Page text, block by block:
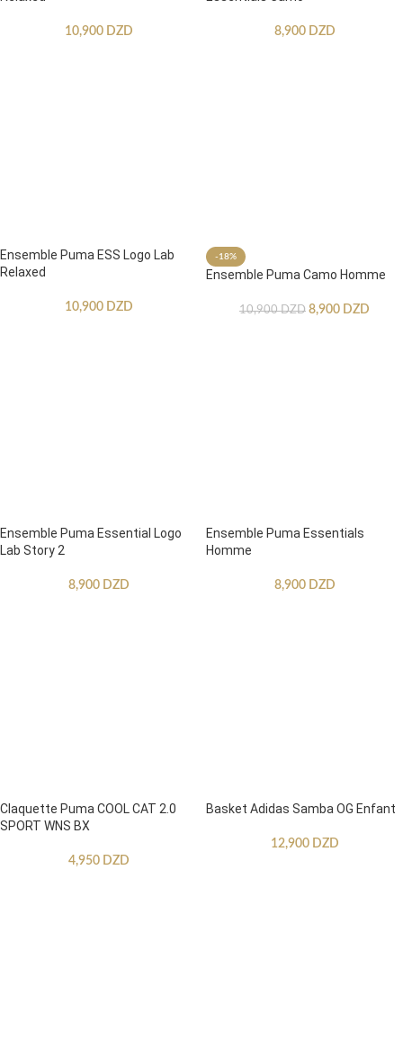
10,900 DZD 8,900 DZD
Ensemble Puma ESS Logo Lab
Relaxed
10,900 DZD
-18%
Ensemble Puma Camo Homme
10,900DZD 8,900 DZD
Ensemble Puma Essential Logo
Lab Story 2
8,900 DZD
Ensemble Puma Essentials
Homme
8,900 DZD
Claquette Puma COOL CAT 2.0
SPORT WNS BX
4,950 DZD
Basket Adidas Samba OG Enfant
12,900 DZD